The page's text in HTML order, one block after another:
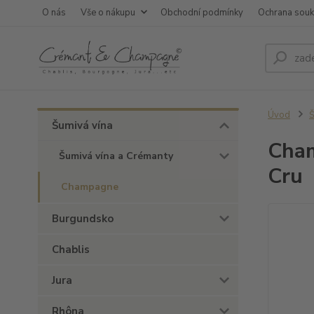
O nás Vše o nákupu Obchodní podmínky Ochrana
Šumivá vína
Šumivá vína a Crémanty
Champagne
Burgundsko
Chablis
Jura
Rhôna
Úvod
Cru